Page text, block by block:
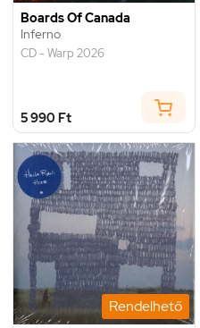
Boards Of Canada
Inferno
CD - Warp 2026
5 990 Ft
Rendelhető